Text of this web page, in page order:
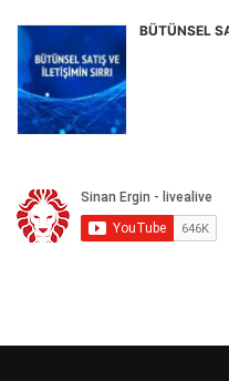
BÜTÜNSEL